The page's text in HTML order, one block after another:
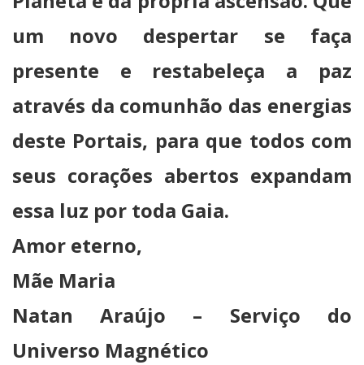
um novo despertar se faça
presente e restabeleça a paz
através da comunhão das energias
deste Portais, para que todos com
seus corações abertos expandam
essa luz por toda Gaia.
Amor eterno,
Mãe Maria
Natan Araújo – Serviço do
Universo Magnético